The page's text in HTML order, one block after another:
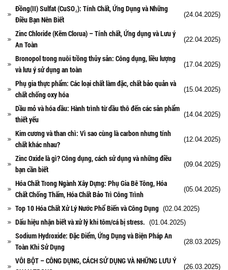
Đồng(II) Sulfat (CuSO₄): Tính Chất, Ứng Dụng và Những
Điều Bạn Nên Biết
(24.04.2025)
Zinc Chloride (Kẽm Clorua) – Tính chất, Ứng dụng và Lưu ý
An Toàn
(22.04.2025)
Bronopol trong nuôi trồng thủy sản: Công dụng, liều lượng
và lưu ý sử dụng an toàn
(17.04.2025)
Phụ gia thực phẩm: Các loại chất làm đặc, chất bảo quản và
chất chống oxy hóa
(15.04.2025)
Dầu mỏ và hóa dầu: Hành trình từ dầu thô đến các sản phẩm
thiết yếu
(14.04.2025)
Kim cương và than chì: Vì sao cùng là carbon nhưng tính
chất khác nhau?
(12.04.2025)
Zinc Oxide là gì? Công dụng, cách sử dụng và những điều
bạn cần biết
(09.04.2025)
Hóa Chất Trong Ngành Xây Dựng: Phụ Gia Bê Tông, Hóa
Chất Chống Thấm, Hóa Chất Bảo Trì Công Trình
(05.04.2025)
Top 10 Hóa Chất Xử Lý Nước Phổ Biến và Công Dụng (02.04.2025)
Dấu hiệu nhận biết và xử lý khi tôm/cá bị stress. (01.04.2025)
Sodium Hydroxide: Đặc Điểm, Ứng Dụng và Biện Pháp An
Toàn Khi Sử Dụng
(28.03.2025)
VÔI BỘT – CÔNG DỤNG, CÁCH SỬ DỤNG VÀ NHỮNG LƯU Ý
(26.03.2025)